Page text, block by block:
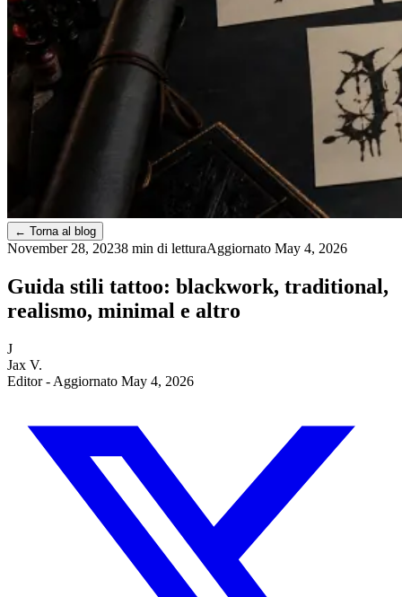
← Torna al blog
November 28, 20238 min di letturaAggiornato May 4, 2026
Guida stili tattoo: blackwork, traditional,
realismo, minimal e altro
J
Jax V.
Editor - Aggiornato May 4, 2026